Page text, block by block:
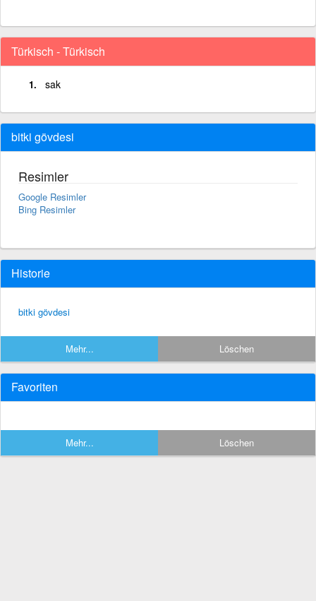
Türkisch - Türkisch
sak
bitki gövdesi
Resimler
Google Resimler
Bing Resimler
Historie
bitki gövdesi
Mehr... Löschen
Favoriten
Mehr... Löschen